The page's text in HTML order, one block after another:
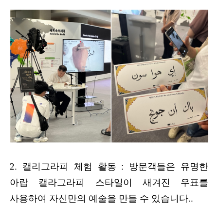
2. 캘리그라피 체험 활동 : 방문객들은 유명한
아랍 캘라그라피 스타일이 새겨진 우표를
사용하여 자신만의 예술을 만들 수 있습니다..